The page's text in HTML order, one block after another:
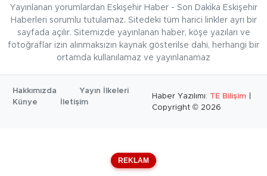
Yayınlanan yorumlardan Eskişehir Haber - Son Dakika Eskişehir
Haberleri sorumlu tutulamaz. Sitedeki tüm harici linkler ayrı bir
sayfada açılır. Sitemizde yayınlanan haber, köşe yazıları ve
fotoğraflar izin alınmaksızın kaynak gösterilse dahi, herhangi bir
ortamda kullanılamaz ve yayınlanamaz
Hakkımızda
Yayın İlkeleri
Künye
İletişim
Haber Yazılımı: TE Bilişim
Copyright © 2026
REKLAM